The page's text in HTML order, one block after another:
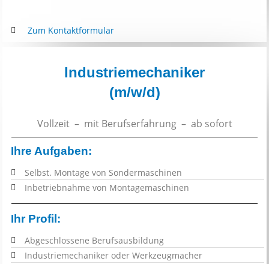
Zum Kontaktformular
Industriemechaniker
(m/w/d)
Vollzeit – mit Berufserfahrung – ab sofort
Ihre Aufgaben:
Selbst. Montage von Sondermaschinen
Inbetriebnahme von Montagemaschinen
Ihr Profil:
Abgeschlossene Berufsausbildung
Industriemechaniker oder Werkzeugmacher